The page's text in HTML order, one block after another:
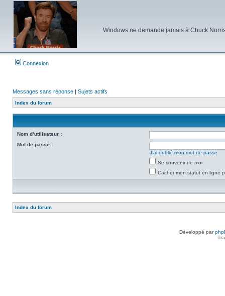
Windows ne demande jamais à Chuck
Connexion
Messages sans réponse | Sujets actifs
Index du forum
Nom d’utilisateur :
Mot de passe :
J’ai oublié mon mot de passe
Se souvenir de moi
Cacher mon statut en ligne
Index du forum
Développé par